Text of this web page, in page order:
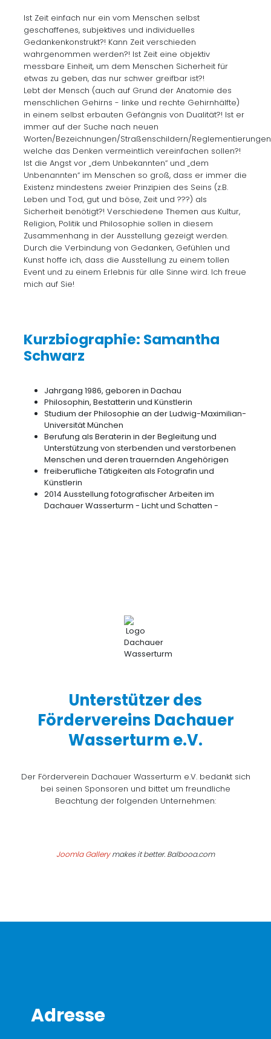
Ist Zeit einfach nur ein vom Menschen selbst
geschaffenes, subjektives und individuelles
Gedankenkonstrukt?! Kann Zeit verschieden
wahrgenommen werden?! Ist Zeit eine objektiv
messbare Einheit, um dem Menschen Sicherheit für
etwas zu geben, das nur schwer greifbar ist?!
Lebt der Mensch (auch auf Grund der Anatomie des
menschlichen Gehirns - linke und rechte Gehirnhälfte)
in einem selbst erbauten Gefängnis von Dualität?! Ist er
immer auf der Suche nach neuen
Worten/Bezeichnungen/Straßenschildern/
welche das Denken vermeintlich vereinfachen sollen?!
Ist die Angst vor „dem Unbekannten“ und „dem
Unbenannten“ im Menschen so groß, dass er immer die
Existenz mindestens zweier Prinzipien des Seins (z.B.
Leben und Tod, gut und böse, Zeit und ???) als
Sicherheit benötigt?! Verschiedene Themen aus Kultur,
Religion, Politik und Philosophie sollen in diesem
Zusammenhang in der Ausstellung gezeigt werden.
Durch die Verbindung von Gedanken, Gefühlen und
Kunst hoffe ich, dass die Ausstellung zu einem tollen
Event und zu einem Erlebnis für alle Sinne wird. Ich freue
mich auf Sie!
Kurzbiographie: Samantha
Schwarz
Jahrgang 1986, geboren in Dachau
Philosophin, Bestatterin und Künstlerin
Studium der Philosophie an der Ludwig-Maximilian-
Universität München
Berufung als Beraterin in der Begleitung und
Unterstützung von sterbenden und verstorbenen
Menschen und deren trauernden Angehörigen
freiberufliche Tätigkeiten als Fotografin und
Künstlerin
2014 Ausstellung fotografischer Arbeiten im
Dachauer Wasserturm - Licht und Schatten -
Unterstützer des
Fördervereins Dachauer
Wasserturm e.V.
Der Förderverein Dachauer Wasserturm e.V. bedankt sich
bei seinen Sponsoren und bittet um freundliche
Beachtung der folgenden Unternehmen:
Joomla Gallerymakes it better. Balbooa.com
Adresse